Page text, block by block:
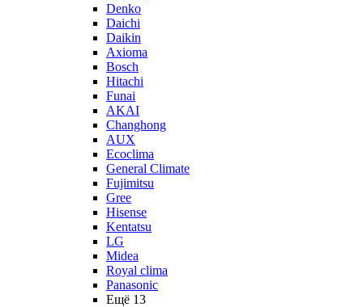
Denko
Daichi
Daikin
Axioma
Bosch
Hitachi
Funai
AKAI
Changhong
AUX
Ecoclima
General Climate
Fujimitsu
Gree
Hisense
Kentatsu
LG
Midea
Royal clima
Panasonic
Ещё 13